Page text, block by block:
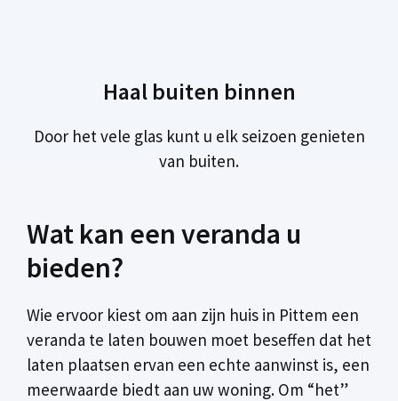
Haal buiten binnen
Door het vele glas kunt u elk seizoen genieten
van buiten.
Wat kan een veranda u
bieden?
Wie ervoor kiest om aan zijn huis in Pittem een
veranda te laten bouwen moet beseffen dat het
laten plaatsen ervan een echte aanwinst is, een
meerwaarde biedt aan uw woning. Om “het”